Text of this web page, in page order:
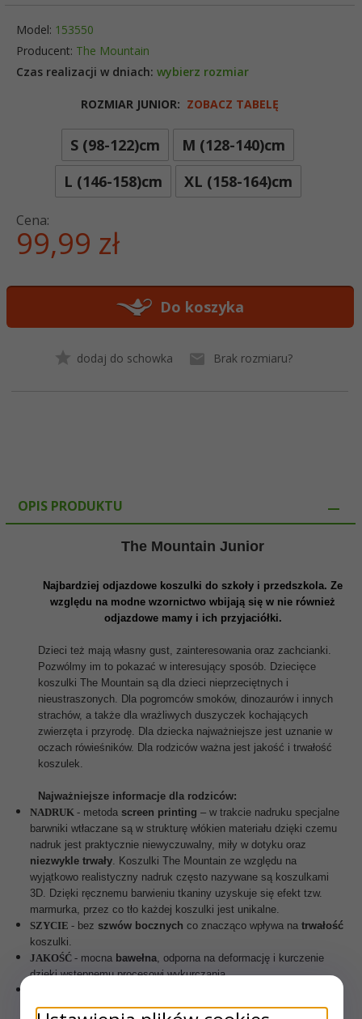
Model: 153550
Czas realizacji w dniach: wybierz rozmiar
Producent: The Mountain
ROZMIAR JUNIOR: ZOBACZ TABELĘ
S (98-122)cm
M (128-140)cm
L (146-158)cm
XL (158-164)cm
Cena:
99,99 zł
Do koszyka
dodaj do schowka Brak rozmiaru?
OPIS PRODUKTU
The Mountain Junior
Najbardziej odjazdowe koszulki do szkoły i przedszkola. Ze
względu na modne wzornictwo wbijają się w nie również
odjazdowe mamy i ich przyjaciółki.
Dzieci też mają własny gust, zainteresowania oraz zachcianki.
Pozwólmy im to pokazać w interesujący sposób. Dziecięce
koszulki The Mountain są dla dzieci nieprzeciętnych i
nieustraszonych. Dla pogromców smoków, dinozaurów i innych
strachów, a także dla wrażliwych duszyczek kochających
zwierzęta i przyrodę. Dla dziecka najważniejsze jest uznanie w
oczach rówieśników. Dla rodziców ważna jest jakość i trwałość
koszulek.
Najważniejsze informacje dla rodziców:
NADRUK - metoda screen printing – w trakcie nadruku specjalne
barwniki wtłaczane są w strukturę włókien materiału dzięki czemu
nadruk jest praktycznie niewyczuwalny, miły w dotyku oraz
niezwykle trwały . Koszulki The Mountain ze względu na
wyjątkowo realistyczny nadruk często nazywane są koszulkami
3D. Dzięki ręcznemu barwieniu tkaniny uzyskuje się efekt tzw.
marmurka, przez co tło każdej koszulki jest unikalne.
SZYCIE - bez szwów bocznych co znacząco wpływa na trwałość
koszulki.
JAKOŚĆ - mocna bawełna , odporna na deformację i kurczenie
dzięki wstępnemu procesowi wykurczania.
gęstym splocie.